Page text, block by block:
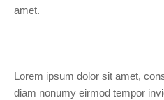
amet.
Lorem ipsum dolor sit amet,
diam nonumy eirmod tempor